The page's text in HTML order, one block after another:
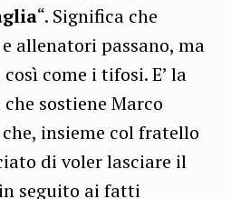
“. Significa che
allenatori passano, ma
come i tifosi. E’ la
sostiene Marco
insieme col fratello
di voler lasciare il
seguito ai fatti